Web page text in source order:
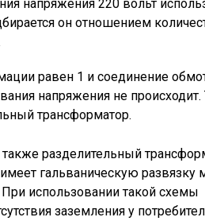
напряжения 220 вольт
он отношением
равен 1 и соединение
напряжения не происходит.
трансформатор.
разделительный
гальваническую развязку
использовании такой схемы
заземления у